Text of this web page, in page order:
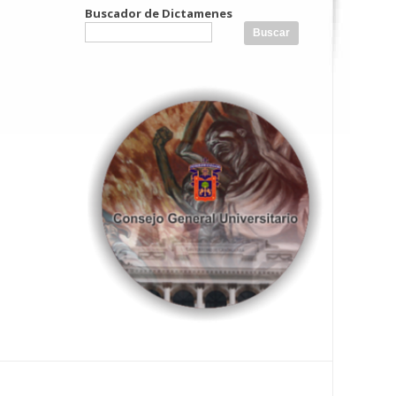
Buscador de Dictamenes